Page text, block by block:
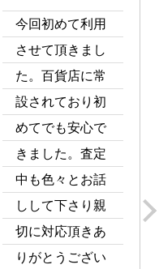
1つ1つ丁寧に査
定して下さり、
また、査定した
理由も教えてく
れるので、納得
のいく買取価格
でした。信頼で
きるお店で、今
まで行った買取
店の中で一番良